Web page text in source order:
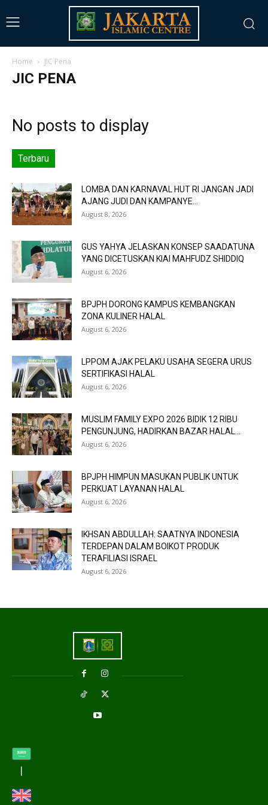
Home JIC Pena
JIC PENA
No posts to display
Terbaru
LOMBA DAN KARNAVAL HUT RI JANGAN JADI
AJANG JUDI DAN KAMPANYE...
August 8, 2026
GUS YAHYA JELASKAN KONSEP SAADATUNA
YANG DICETUSKAN KIAI MAHFUDZ SHIDDIQ
August 6, 2026
BPJPH DORONG KAMPUS KEMBANGKAN
ZONA KULINER HALAL
August 6, 2026
LPPOM AJAK PELAKU USAHA SEGERA URUS
SERTIFIKASI HALAL
August 6, 2026
MUSLIM FAMILY EXPO 2026 BIDIK 12 RIBU
PENGUNJUNG, HADIRKAN BAZAR HALAL...
August 6, 2026
BPJPH HIMPUN MASUKAN PUBLIK UNTUK
PERKUAT LAYANAN HALAL
August 6, 2026
IKHSAN ABDULLAH: SAATNYA INDONESIA
TERDEPAN DALAM BOIKOT PRODUK
TERAFILIASI ISRAEL
August 6, 2026